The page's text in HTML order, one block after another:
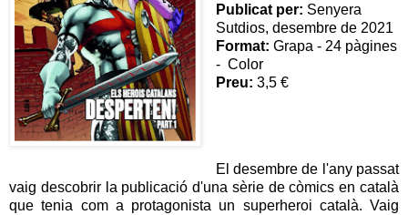
Publicat per: Senyera
Sutdios, desembre de 2021
Format: Grapa - 24 pàgines
- Color
Preu: 3,5 €
El desembre de l'any passat
vaig descobrir la publicació d'una sèrie de còmics en català
que tenia com a protagonista un superheroi català. Vaig